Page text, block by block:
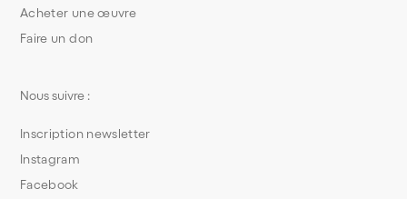
Acheter une œuvre
Faire un don
Nous suivre :
Inscription newsletter
Instagram
Facebook